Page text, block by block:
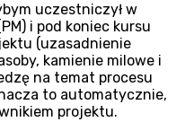
uczestniczył w
i pod koniec kursu
(uzasadnienie
kamienie milowe i
na temat procesu
to automatycznie,
projektu.